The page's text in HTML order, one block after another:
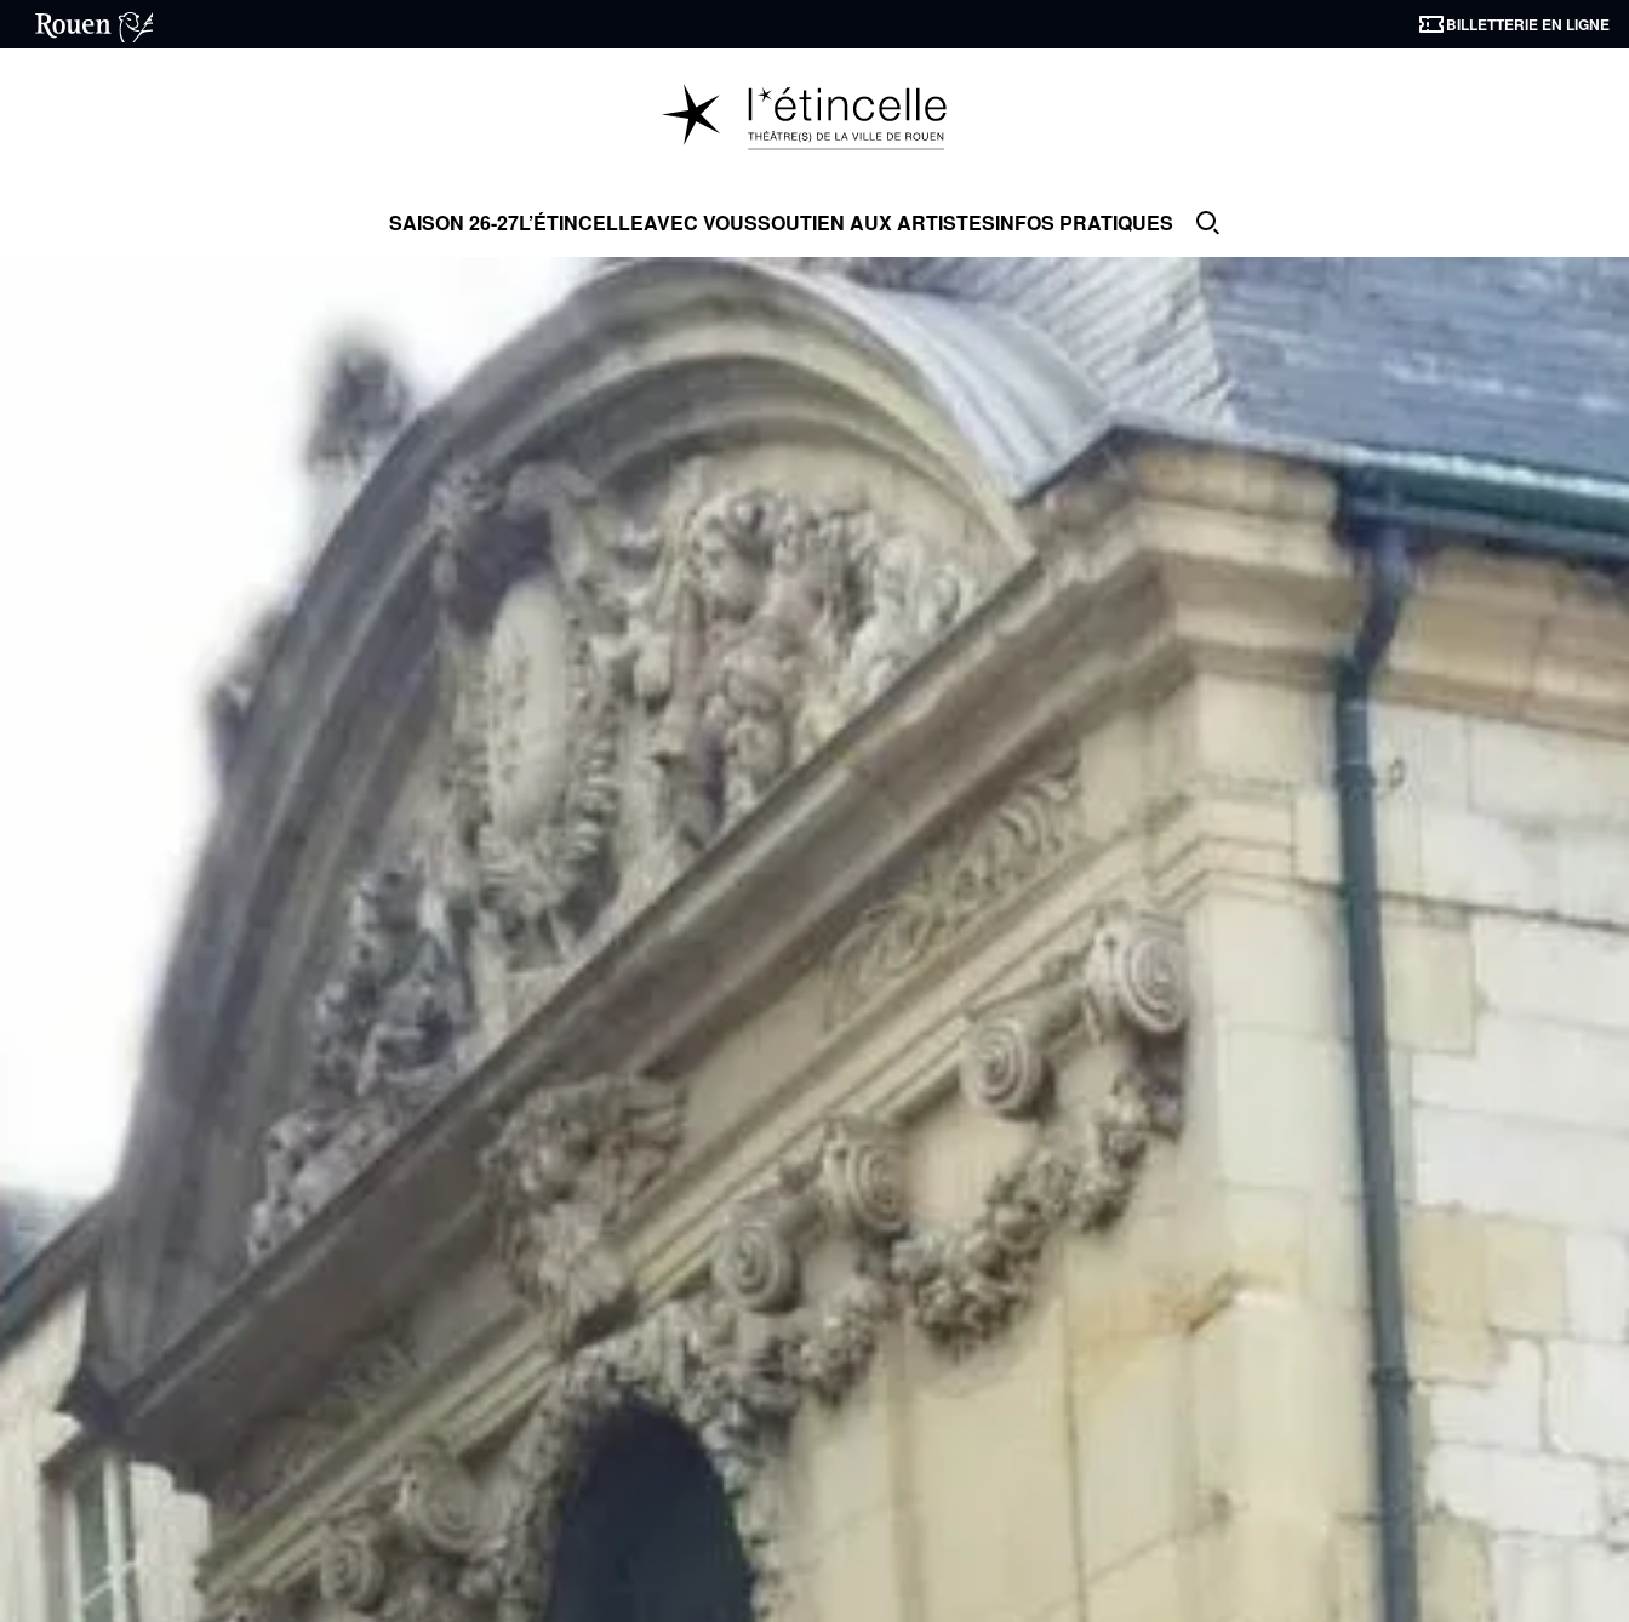
BILLETTERIE EN LIGNE
SAISON 26-27L’ÉTINCELLEAVEC VOUSSOUTIEN AUX ARTISTESINFOS PRATIQUES